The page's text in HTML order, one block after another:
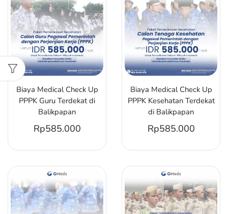
Biaya Medical Check Up
PPPK Guru Terdekat di
Balikpapan
Rp585.000
Biaya Medical Check Up
PPPK Kesehatan Terdekat
di Balikpapan
Rp585.000